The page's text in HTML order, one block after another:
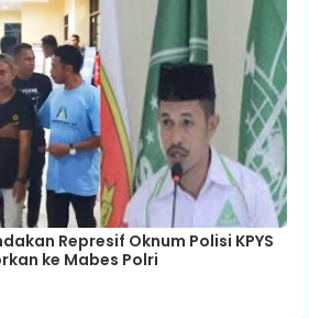
Represif Oknum Polisi KPYS
ke Mabes Polri